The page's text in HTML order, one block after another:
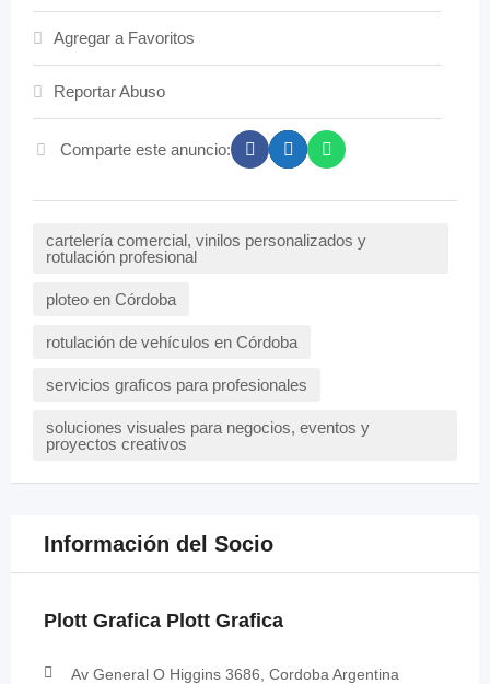
Agregar a Favoritos
Reportar Abuso
Comparte este anuncio:
cartelería comercial, vinilos personalizados y
rotulación profesional
ploteo en Córdoba
rotulación de vehículos en Córdoba
servicios graficos para profesionales
soluciones visuales para negocios, eventos y
proyectos creativos
Información del Socio
Plott Grafica Plott Grafica
Av General O Higgins 3686, Cordoba Argentina